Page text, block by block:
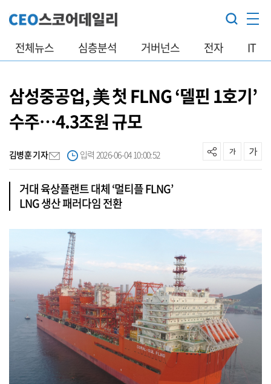
전체뉴스 심층분석 거버넌스 전자 IT
삼성중공업, 美 첫 FLNG ‘델핀 1호기’
수주…4.3조원 규모
김병훈 기자 입력 2026-06-04 10:00:52
거대 육상플랜트 대체 ‘멀티플 FLNG’
LNG 생산 패러다임 전환